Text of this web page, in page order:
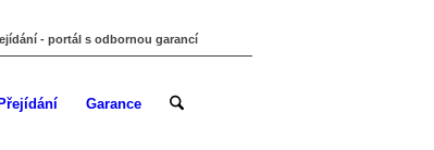
- portál s odbornou garancí
Přejídání Garance